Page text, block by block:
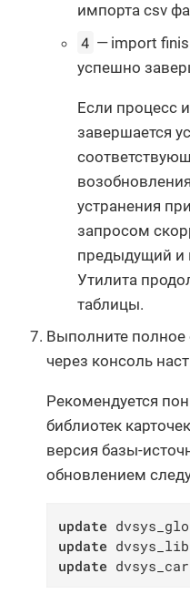
импорта csv
4 — import
успешно
Если процесс
завершается
устранения
запросом
предыдущий и
Утилита
таблицы.
Выполните
через консоль
Рекомендуется
библиотек
версия базы-
обновлением
update
update
update